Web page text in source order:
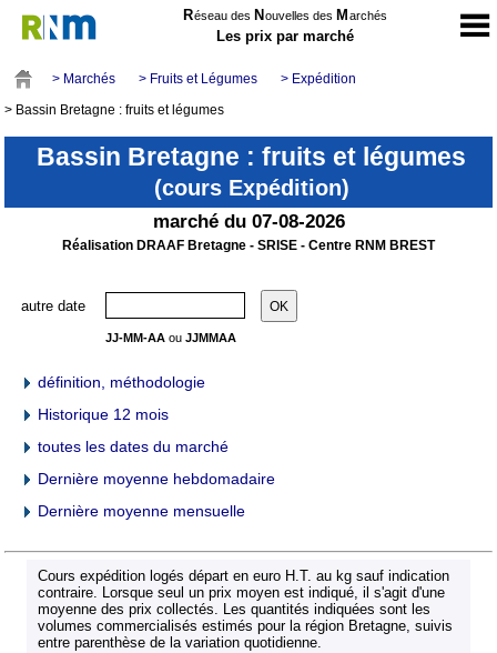
Réseau des N ouvelles des M archés
Les prix par marché
> Marchés > Fruits et Légumes
> Expédition
> Bassin Bretagne : fruits et légumes
Bassin Bretagne : fruits et légumes
(cours Expédition)
marché du 07-08-2026
Réalisation DRAAF Bretagne - SRISE - Centre RNM BREST
autre date
JJ-MM-AA ou JJMMAA
définition, méthodologie
Historique 12 mois
toutes les dates du marché
Dernière moyenne hebdomadaire
Dernière moyenne mensuelle
Cours expédition logés départ en euro H.T. au kg sauf indication
contraire. Lorsque seul un prix moyen est indiqué, il s'agit d'une
moyenne des prix collectés. Les quantités indiquées sont les
volumes commercialisés estimés pour la région Bretagne, suivis
entre parenthèse de la variation quotidienne.